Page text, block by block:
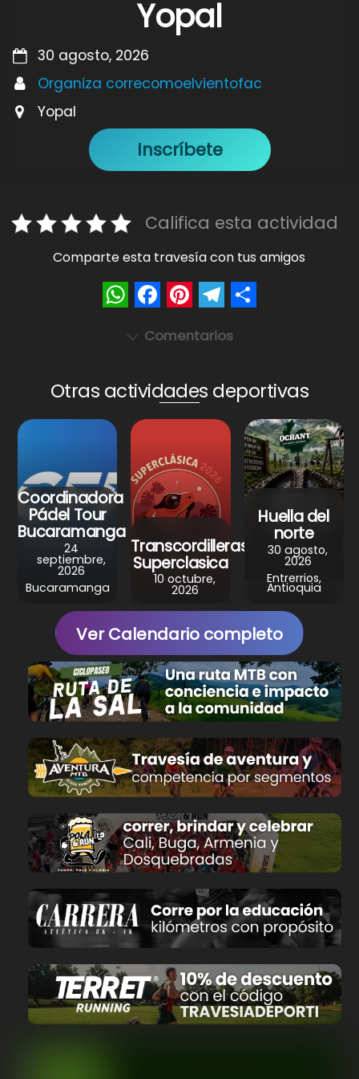
Yopal
30 agosto, 2026
Organiza correcomoelvientofac
Yopal
Inscríbete
Califica esta actividad
Comparte esta travesía con tus amigos
W
h
t
s
A
p
p
F
a
e
b
o
o
k
P
i
t
e
r
e
s
t
T
e
e
g
r
a
m
S
r
e
Comentarios
Otras actividades deportivas
Coordinadora
Pádel Tour
Bucaramanga
24
septiembre,
2026
Bucaramanga
Transcordilleras
Superclasica
10 octubre,
2026
Huella del
norte
30 agosto,
2026
Entrerrios,
Antioquia
Ver Calendario completo